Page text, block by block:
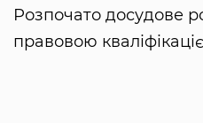
Розпочато досудове
правовою